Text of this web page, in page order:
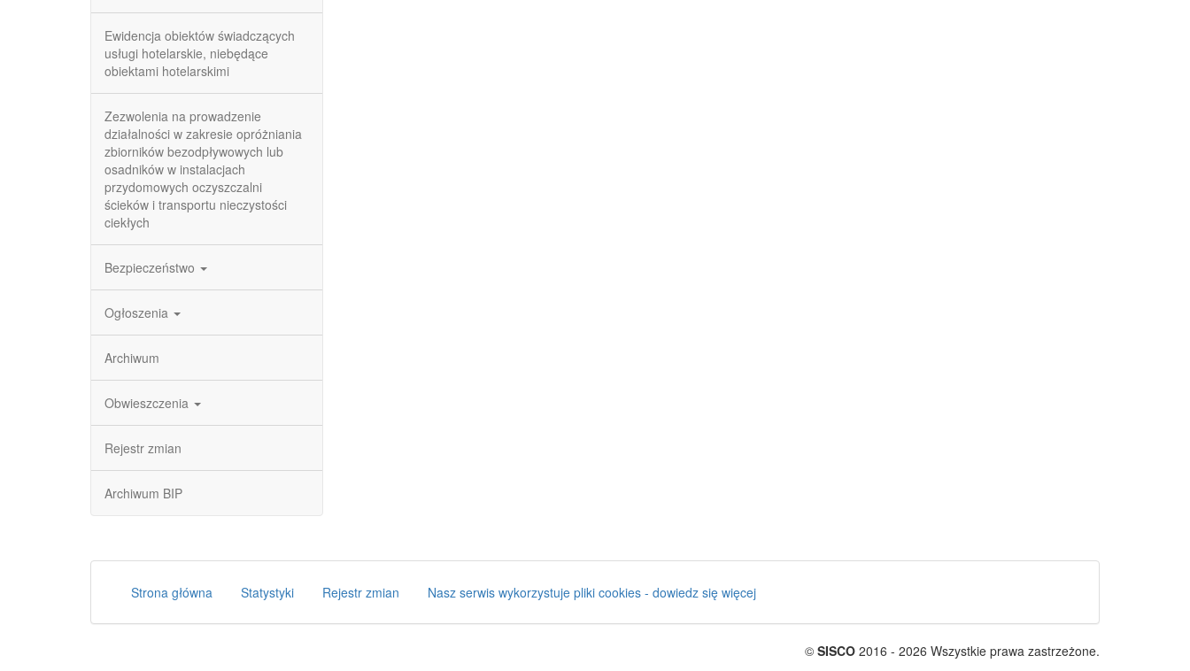
Ewidencja obiektów świadczących
usługi hotelarskie, niebędące
obiektami hotelarskimi
Zezwolenia na prowadzenie
działalności w zakresie opróżniania
zbiorników bezodpływowych lub
osadników w instalacjach
przydomowych oczyszczalni
ścieków i transportu nieczystości
ciekłych
Bezpieczeństwo
Ogłoszenia
Archiwum
Obwieszczenia
Rejestr zmian
Archiwum BIP
Strona główna Statystyki Rejestr zmian Nasz serwis wykorzystuje pliki cookies - dowiedz się więcej
© SISCO 2016 - 2026 Wszystkie prawa zastrzeżone.